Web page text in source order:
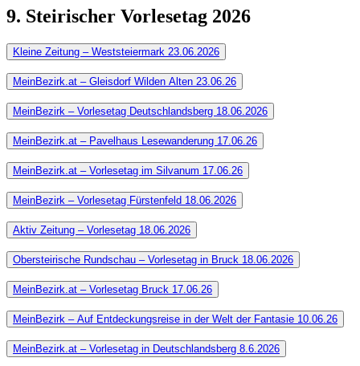
9. Steirischer Vorlesetag 2026
Kleine Zeitung – Weststeiermark 23.06.2026
MeinBezirk.at – Gleisdorf Wilden Alten 23.06.26
MeinBezirk – Vorlesetag Deutschlandsberg 18.06.2026
MeinBezirk.at – Pavelhaus Lesewanderung 17.06.26
MeinBezirk.at – Vorlesetag im Silvanum 17.06.26
MeinBezirk – Vorlesetag Fürstenfeld 18.06.2026
Aktiv Zeitung – Vorlesetag 18.06.2026
Obersteirische Rundschau – Vorlesetag in Bruck 18.06.2026
MeinBezirk.at – Vorlesetag Bruck 17.06.26
MeinBezirk – Auf Entdeckungsreise in der Welt der Fantasie 10.06.26
MeinBezirk.at – Vorlesetag in Deutschlandsberg 8.6.2026